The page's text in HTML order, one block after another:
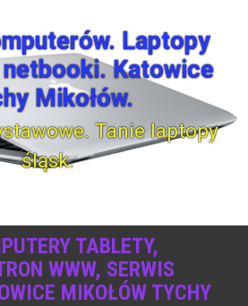
Laptopy
Katowice
Mikołów.
Tanie laptopy
śląsk.
TABLETY,
WWW, SERWIS
MIKOŁÓW TYCHY